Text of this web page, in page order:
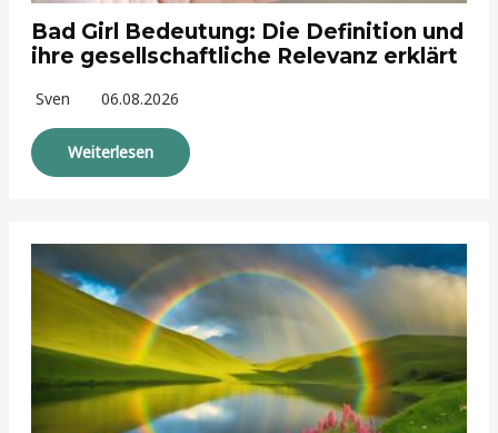
Bad Girl Bedeutung: Die Definition und
ihre gesellschaftliche Relevanz erklärt
Sven 06.08.2026
Weiterlesen